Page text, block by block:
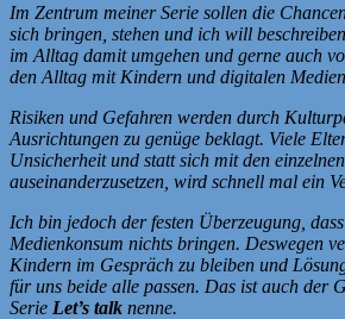
Im Zentrum meiner Serie sollen die
sich bringen, stehen und ich will
im Alltag damit umgehen und gerne auch
den Alltag mit Kindern und digitalen
Risiken und Gefahren werden durch
Ausrichtungen zu genüge beklagt. Viele
Unsicherheit und statt sich mit den
auseinanderzusetzen, wird schnell mal ein
Ich bin jedoch der festen Überzeugung,
Medienkonsum nichts bringen. Deswegen
Kindern im Gespräch zu bleiben und
für uns beide alle passen. Das ist auch der
Serie Let’s talk nenne.